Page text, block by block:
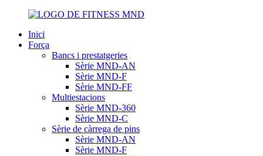
Inici
Força
Bancs i prestatgeries
Sèrie MND-AN
Sèrie MND-F
Sèrie MND-FF
Multiestacions
Sèrie MND-360
Sèrie MND-C
Sèrie de càrrega de pins
Sèrie MND-AN
Sèrie MND-F